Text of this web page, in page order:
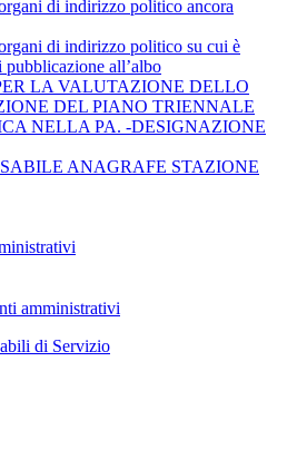
di indirizzo politico ancora
di indirizzo politico su cui è
all’albo
LA VALUTAZIONE DELLO
DEL PIANO TRIENNALE
NELLA PA. -DESIGNAZIONE
ANAGRAFE STAZIONE
amministrativi
di Servizio